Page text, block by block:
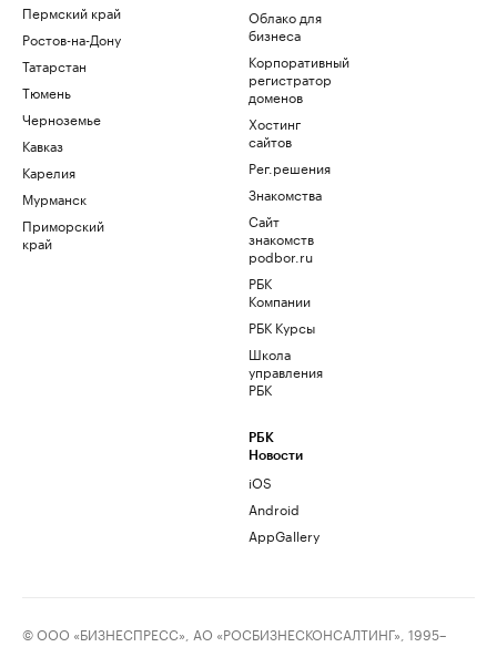
Пермский край
Ростов-на-Дону
Татарстан
Тюмень
Черноземье
Кавказ
Карелия
Мурманск
Приморский
край
Облако для
бизнеса
Корпоративный
регистратор
доменов
Хостинг
сайтов
Рег.решения
Знакомства
Сайт
знакомств
podbor.ru
РБК
Компании
РБК Курсы
Школа
управления
РБК
РБК
Новости
iOS
Android
AppGallery
© ООО «БИЗНЕСПРЕСС», АО «РОСБИЗНЕСКОНСАЛТИНГ», 1995–